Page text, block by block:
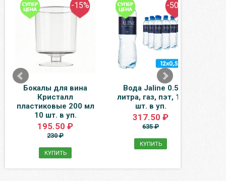
-15%
Бокалы для вина
Кристалл
пластиковые 200 мл
10 шт. в уп.
195.50 ₽
230 ₽
КУПИТЬ
-50%
Вода Jaline 0.5
литра, газ, пэт, 12
шт. в уп.
317.50 ₽
635 ₽
КУПИТЬ